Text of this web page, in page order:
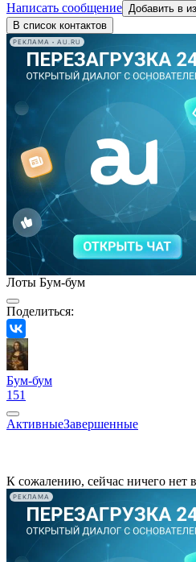
Написать сообщение Добавить в
В список контактов
РЕКЛАМА • AU.RU
Лоты Бум-бум
Поделиться:
Бум-бум
151
АктивныеЗавершенные
К сожалению, сейчас ничего нет
РЕКЛАМА